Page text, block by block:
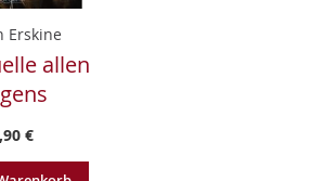
Erskine
allen
€